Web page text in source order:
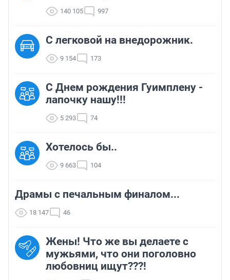
140 105 997
C легковой на внедорожник.
9 154 173
С Днем рождения Гуимплену -
лапочку нашу!!!
5 293 74
Хотелось бы..
9 663 104
Драмы с печальным финалом...
18 147 46
Жены! Что же вы делаете с
мужьями, что они поголовно
любовниц ищут???!